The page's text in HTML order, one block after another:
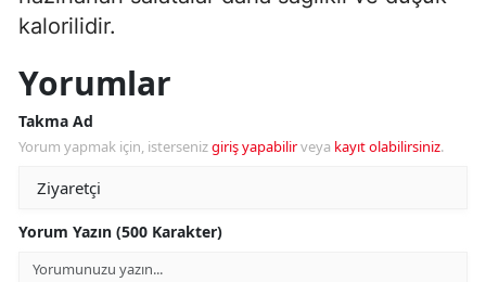
kalorilidir.
Yorumlar
Takma Ad
Yorum yapmak için, istersenizgiriş yapabilirveya kayıt olabilirsiniz.
Yorum Yazın (500 Karakter)